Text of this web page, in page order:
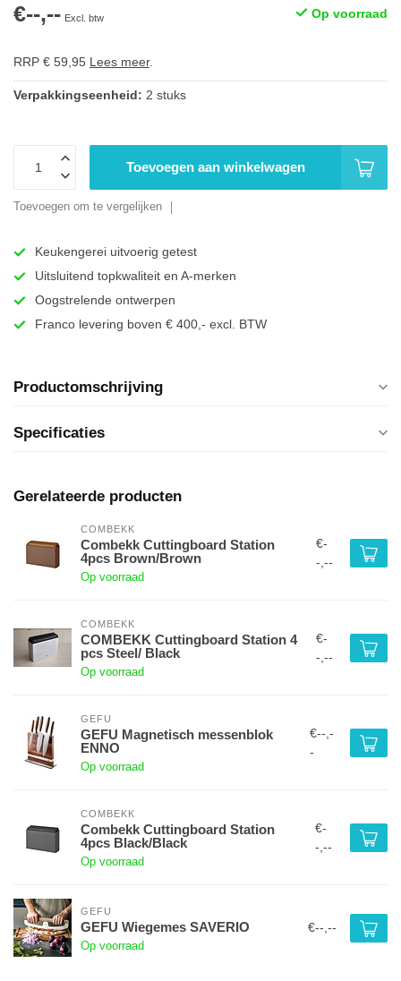
€--,-- Excl. btw Op voorraad
RRP € 59,95 Lees meer.
Verpakkingseenheid: 2 stuks
Toevoegen aan winkelwagen
Toevoegen om te vergelijken
Keukengerei uitvoerig getest
Uitsluitend topkwaliteit en A-merken
Oogstrelende ontwerpen
Franco levering boven € 400,- excl. BTW
Productomschrijving
Specificaties
Gerelateerde producten
COMBEKK
Combekk Cuttingboard Station
4pcs Brown/Brown
Op voorraad
€-
-,--
COMBEKK
COMBEKK Cuttingboard Station 4
pcs Steel/ Black
Op voorraad
€-
-,--
GEFU
GEFU Magnetisch messenblok
ENNO
Op voorraad
€--,-
-
COMBEKK
Combekk Cuttingboard Station
4pcs Black/Black
Op voorraad
€-
-,--
GEFU
GEFU Wiegemes SAVERIO
Op voorraad
€--,--